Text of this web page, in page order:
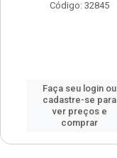
Código: 32845
Faça seu login ou
cadastre-se para
ver preços e
comprar